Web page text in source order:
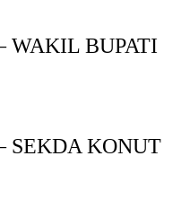
WAKIL BUPATI
SEKDA KONUT